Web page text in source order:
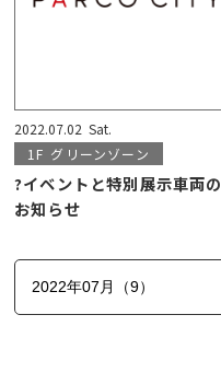
2022.07.02 Sat.
1F グリーンゾーン
?イベントと特別展示車両の
お知らせ